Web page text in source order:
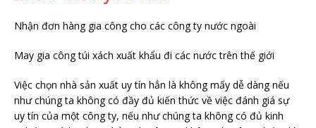
Nhận đơn hàng gia công cho các công ty nước ngoài
May gia công túi xách xuất khẩu đi các nước trên thế giới
Việc chọn nhà sản xuất uy tín hẳn là không mấy dễ dàng nếu
như chúng ta không có đầy đủ kiến thức về việc đánh giá sự
uy tín của một công ty, nếu như chúng ta không có đủ kinh